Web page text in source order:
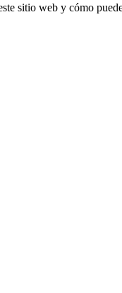
sitio web y cómo